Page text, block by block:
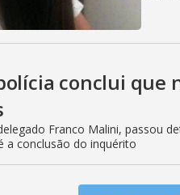
conclui
Franco Malini, passou
a conclusão do inquérito